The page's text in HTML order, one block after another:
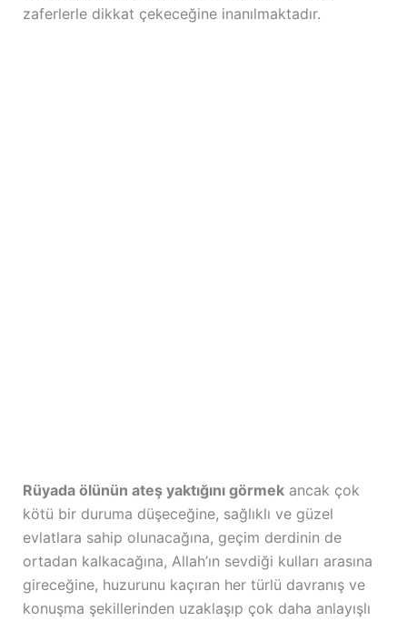
zaferlerle dikkat çekeceğine inanılmaktadır.
Rüyada ölünün ateş yaktığını görmekancak çok
kötü bir duruma düşeceğine, sağlıklı ve güzel
evlatlara sahip olunacağına, geçim derdinin de
ortadan kalkacağına, Allah’ın sevdiği kulları arasına
gireceğine, huzurunu kaçıran her türlü davranış ve
konuşma şekillerinden uzaklaşıp çok daha anlayışlı